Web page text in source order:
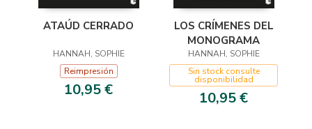
ATAÚD CERRADO
HANNAH, SOPHIE
Reimpresión
10,95 €
LOS CRÍMENES DEL
MONOGRAMA
HANNAH, SOPHIE
Sin stock consulte
disponibilidad
10,95 €